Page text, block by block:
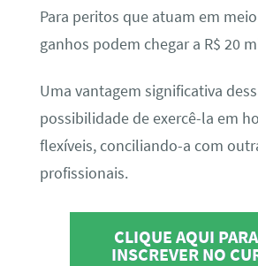
Para peritos que atuam em
ganhos podem chegar a R$ 20
Uma vantagem significativa
possibilidade de exercê-la em
flexíveis, conciliando-a com
profissionais.
CLIQUE AQUI
INSCREVER NO